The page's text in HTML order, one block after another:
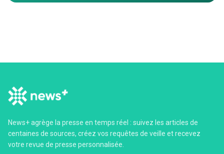
News+ agrège la presse en temps réel : suivez les articles de
centaines de sources, créez vos requêtes de veille et recevez
votre revue de presse personnalisée.